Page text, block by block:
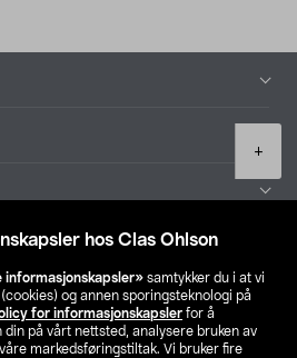
hos Clas Ohlson
informasjonskapsler» samtykker du i at vi
og annen sporingsteknologi på
for informasjonskapsler for å
på vårt nettsted, analysere bruken av
markedsføringstiltak. Vi bruker fire
+